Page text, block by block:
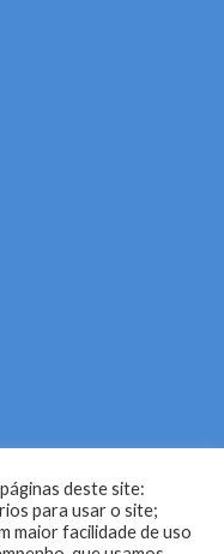
deste site:
para usar o site;
maior facilidade de uso